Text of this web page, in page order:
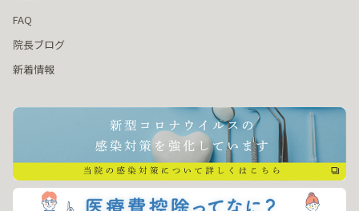
FAQ
院長ブログ
新着情報